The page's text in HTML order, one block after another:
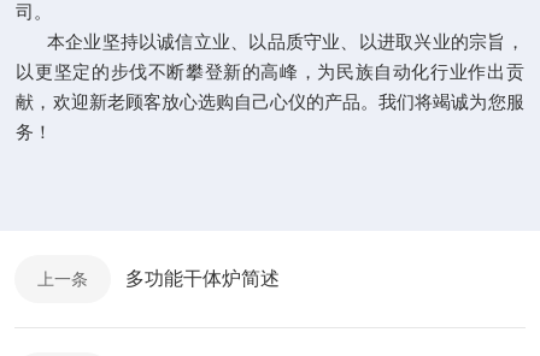
司。
本企业坚持以诚信立业、以品质守业、以进取兴业的宗旨，
以更坚定的步伐不断攀登新的高峰，为民族自动化行业作出贡
献，欢迎新老顾客放心选购自己心仪的产品。我们将竭诚为您服
务！
上一条 多功能干体炉简述